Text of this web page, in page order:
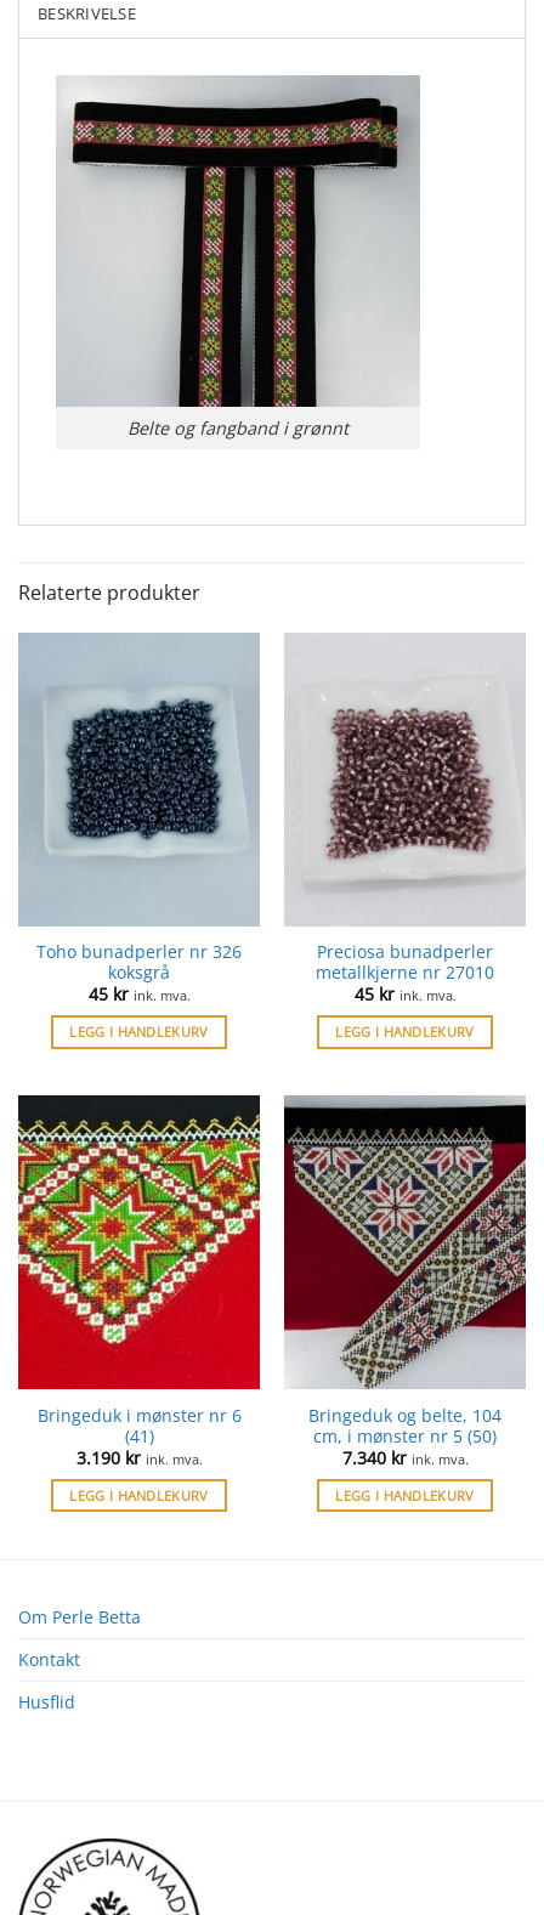
BESKRIVELSE
Belte og fangband i grønnt
Relaterte produkter
Toho bunadperler nr 326
koksgrå
45 kr ink. mva.
LEGG I HANDLEKURV
Preciosa bunadperler
metallkjerne nr 27010
45 kr ink. mva.
LEGG I HANDLEKURV
Bringeduk i mønster nr 6
(41)
3.190 kr ink. mva.
LEGG I HANDLEKURV
Bringeduk og belte, 104
cm, i mønster nr 5 (50)
7.340 kr ink. mva.
LEGG I HANDLEKURV
Om Perle Betta
Kontakt
Husflid